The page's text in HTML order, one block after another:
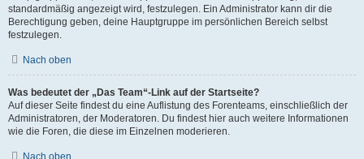
standardmäßig angezeigt wird, festzulegen. Ein Administrator kann dir die
Berechtigung geben, deine Hauptgruppe im persönlichen Bereich selbst
festzulegen.
Nach oben
Was bedeutet der „Das Team“-Link auf der Startseite?
Auf dieser Seite findest du eine Auflistung des Forenteams, einschließlich der
Administratoren, der Moderatoren. Du findest hier auch weitere Informationen
wie die Foren, die diese im Einzelnen moderieren.
Nach oben